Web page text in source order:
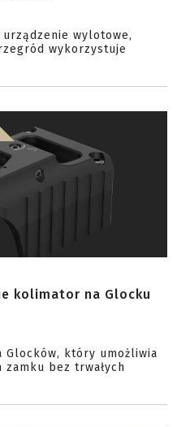
wylotowe,
wykorzystuje
kolimator na Glocku
który umożliwia
bez trwałych